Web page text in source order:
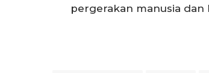
pergerakan manusia